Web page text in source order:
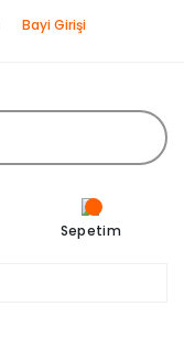
Bayi Girişi
Sepetim